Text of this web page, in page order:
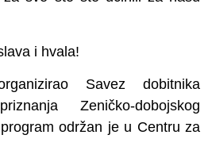
i hvala!
Savez dobitnika
Zeničko-dobojskog
održan je u Centru za